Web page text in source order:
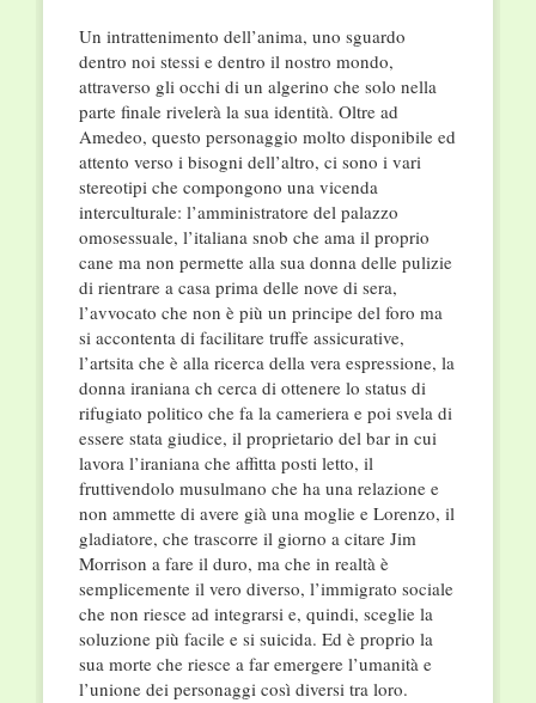
Un intrattenimento dell’anima, uno sguardo
dentro noi stessi e dentro il nostro mondo,
attraverso gli occhi di un algerino che solo nella
parte finale rivelerà la sua identità. Oltre ad
Amedeo, questo personaggio molto disponibile ed
attento verso i bisogni dell’altro, ci sono i vari
stereotipi che compongono una vicenda
interculturale: l’amministratore del palazzo
omosessuale, l’italiana snob che ama il proprio
cane ma non permette alla sua donna delle pulizie
di rientrare a casa prima delle nove di sera,
l’avvocato che non è più un principe del foro ma
si accontenta di facilitare truffe assicurative,
l’artsita che è alla ricerca della vera espressione, la
donna iraniana ch cerca di ottenere lo status di
rifugiato politico che fa la cameriera e poi svela di
essere stata giudice, il proprietario del bar in cui
lavora l’iraniana che affitta posti letto, il
fruttivendolo musulmano che ha una relazione e
non ammette di avere già una moglie e Lorenzo, il
gladiatore, che trascorre il giorno a citare Jim
Morrison a fare il duro, ma che in realtà è
semplicemente il vero diverso, l’immigrato sociale
che non riesce ad integrarsi e, quindi, sceglie la
soluzione più facile e si suicida. Ed è proprio la
sua morte che riesce a far emergere l’umanità e
l’unione dei personaggi così diversi tra loro.